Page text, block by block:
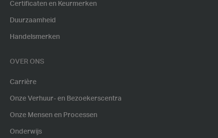
Certificaten en Keurmerken
Duurzaamheid
Handelsmerken
OVER ONS
Carrière
Onze Verhuur- en Bezoekerscentra
Onze Mensen en Processen
Onderwijs